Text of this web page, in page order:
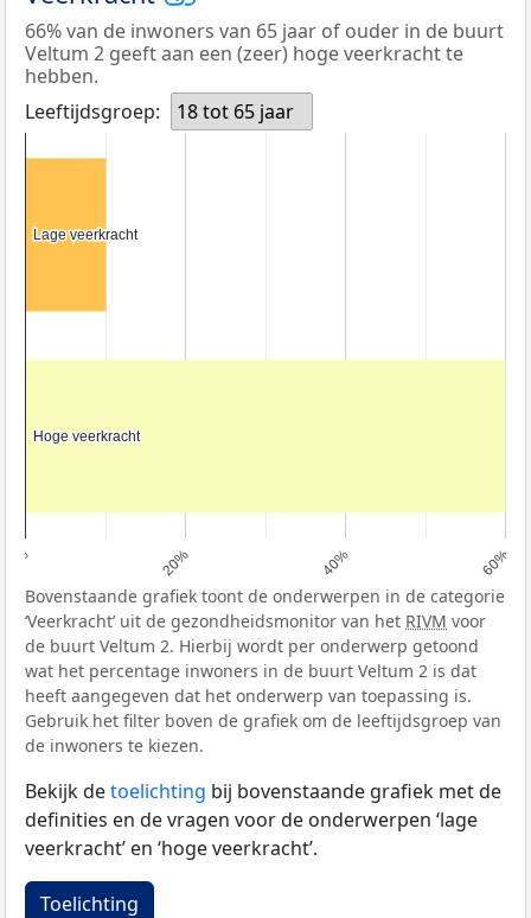
66% van de inwoners van 65 jaar of ouder in de buurt
Veltum 2 geeft aan een (zeer) hoge veerkracht te
hebben.
Leeftijdsgroep:
18 tot 65 jaar
0% 20% 40% 60%
Lage veerkracht
Lage veerkracht
Hoge veerkracht
Hoge veerkracht
Bovenstaande grafiek toont de onderwerpen in de categorie
‘Veerkracht’ uit de gezondheidsmonitor van het RIVM voor
de buurt Veltum 2. Hierbij wordt per onderwerp getoond
wat het percentage inwoners in de buurt Veltum 2 is dat
heeft aangegeven dat het onderwerp van toepassing is.
Gebruik het filter boven de grafiek om de leeftijdsgroep van
de inwoners te kiezen.
Bekijk detoelichting bij bovenstaande grafiek met de
definities en de vragen voor de onderwerpen ‘lage
veerkracht’ en ‘hoge veerkracht’.
Toelichting